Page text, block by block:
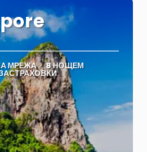
МРЕЖА 8 НОЩЕМ